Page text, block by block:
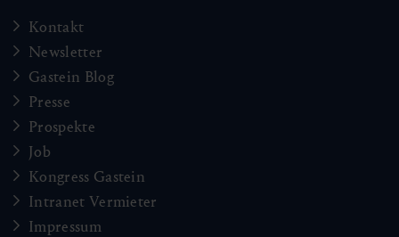
Kontakt
Newsletter
Gastein Blog
Presse
Prospekte
Job
Kongress Gastein
Intranet Vermieter
Impressum